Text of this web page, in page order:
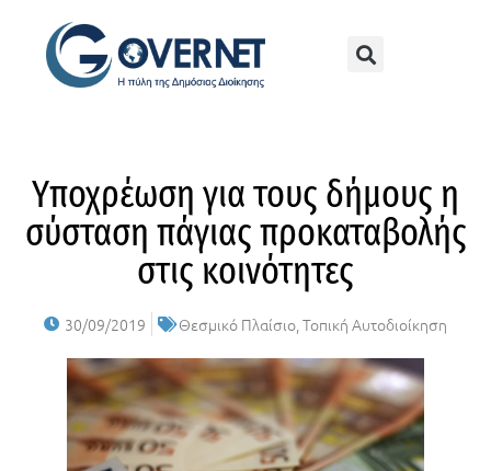
Υποχρέωση για τους δήμους η
σύσταση πάγιας προκαταβολής
στις κοινότητες
30/09/2019 Θεσμικό Πλαίσιο Τοπική Αυτοδιοίκηση